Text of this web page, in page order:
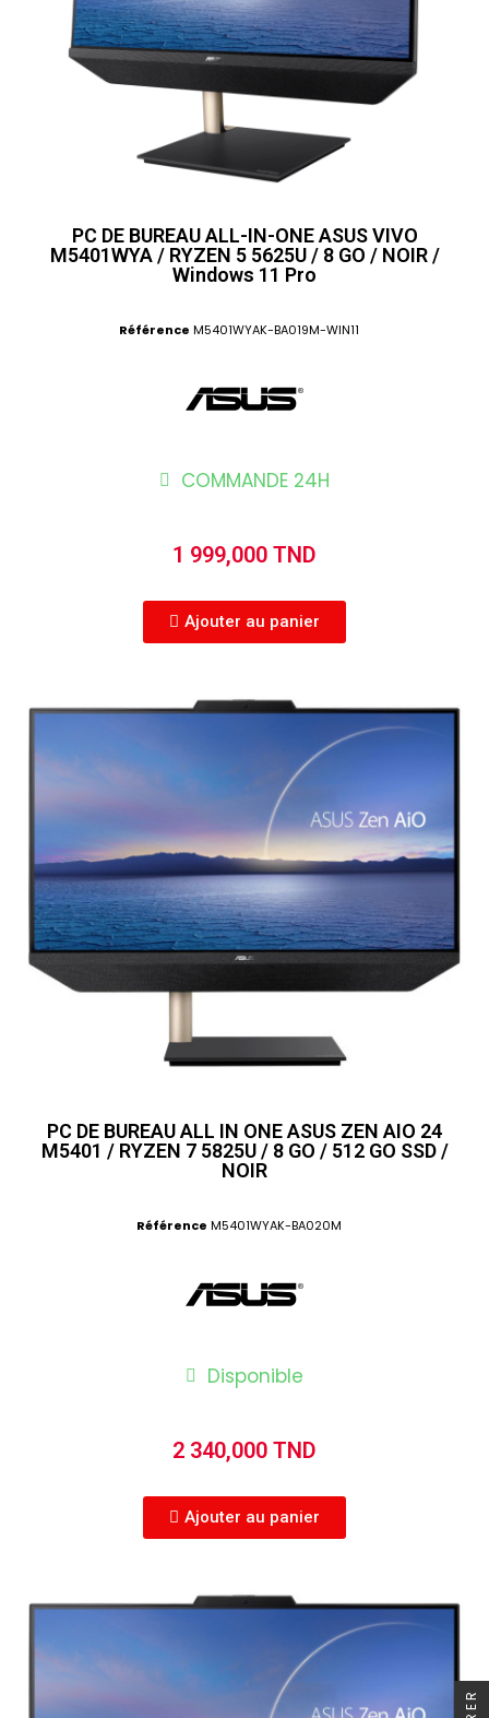
PC DE BUREAU ALL-IN-ONE ASUS VIVO
M5401WYA / RYZEN 5 5625U / 8 GO / NOIR /
Windows 11 Pro
Référence M5401WYAK-BA019M-WIN11
COMMANDE 24H
1 999,000 TND
Ajouter au panier
PC DE BUREAU ALL IN ONE ASUS ZEN AIO 24
M5401 / RYZEN 7 5825U / 8 GO / 512 GO SSD /
NOIR
Référence M5401WYAK-BA020M
Disponible
2 340,000 TND
Ajouter au panier